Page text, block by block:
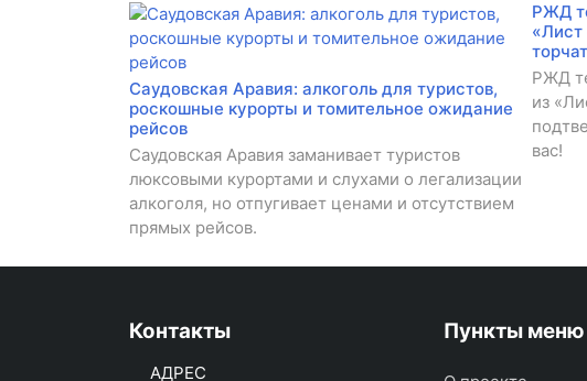
Саудовская Аравия: алкоголь для туристов,
роскошные курорты и томительное ожидание
рейсов
Саудовская Аравия заманивает туристов
люксовыми курортами и слухами о легализации
алкоголя, но отпугивает ценами и отсутствием
прямых рейсов.
РЖД
РЖД
из
вас!
Контакты
АДРЕС
Пункты меню